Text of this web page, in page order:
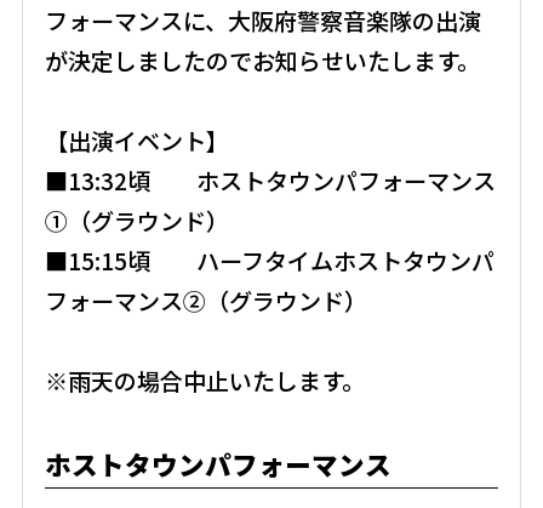
フォーマンスに、大阪府警察音楽隊の出演
が決定しましたのでお知らせいたします。
【出演イベント】
■13:32頃 ホストタウンパフォーマンス
①（グラウンド）
■15:15頃 ハーフタイムホストタウンパ
フォーマンス②（グラウンド）
※雨天の場合中止いたします。
ホストタウンパフォーマンス